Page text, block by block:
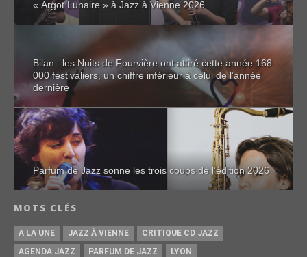
« Argot Lunaire » à Jazz à Vienne 2026
Bilan : les Nuits de Fourvière ont attiré cette année 168
000 festivaliers, un chiffre inférieur à celui de l’année
dernière
Parfum de Jazz sonne les trois coups de l’édition 2026
MOTS CLÉS
A LA UNE JAZZ À VIENNE
CRITIQUE CD JAZZ
AGENDA JAZZ
PARFUM DE JAZZ
LYON